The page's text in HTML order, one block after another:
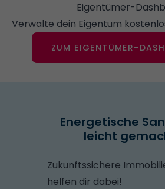
Eigentümer-
Verwalte dein Eigentum
ZUM EIGENTÜMER-
Energetische
leicht
Zukunftssichere
helfen dir dabei!